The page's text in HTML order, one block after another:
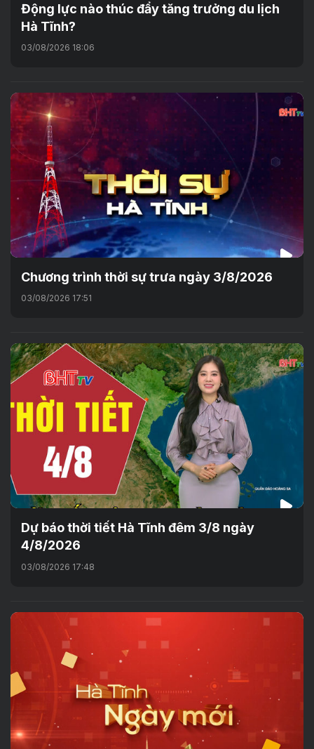
Động lực nào thúc đẩy tăng trưởng du lịch
Hà Tĩnh?
03/08/2026 18:06
Chương trình thời sự trưa ngày 3/8/2026
03/08/2026 17:51
Dự báo thời tiết Hà Tĩnh đêm 3/8 ngày
4/8/2026
03/08/2026 17:48